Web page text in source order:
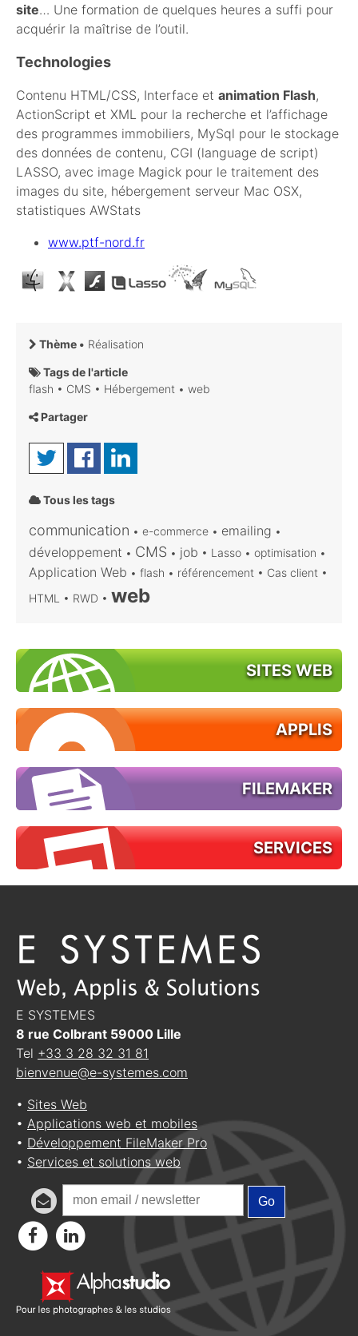
site… Une formation de quelques heures a suffi pour
acquérir la maîtrise de l’outil.
Technologies
Contenu HTML/CSS, Interface et animation Flash,
ActionScript et XML pour la recherche et l’affichage
des programmes immobiliers, MySql pour le stockage
des données de contenu, CGI (language de script)
LASSO, avec image Magick pour le traitement des
images du site, hébergement serveur Mac OSX,
statistiques AWStats
www.ptf-nord.fr
Thème • Réalisation
Tags de l'article
flash • CMS • Hébergement • web
Partager
Tous les tags
communication • e-commerce • emailing •
développement • CMS • job • Lasso • optimisation •
Application Web • flash • référencement • Cas client •
HTML
• RWD • web
SITES WEB
APPLIS
FILEMAKER
SERVICES
E SYSTEMES
8 rue Colbrant 59000 Lille
Tel +33 3 28 32 31 81
bienvenue@e-systemes.com
• Sites Web
• Applications web et mobiles
• Développement FileMaker Pro
• Services et solutions web
Go